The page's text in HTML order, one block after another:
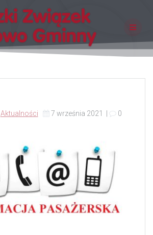
to
content
Aktualności 7 września 2021 0